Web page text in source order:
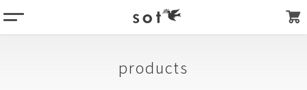
products
products